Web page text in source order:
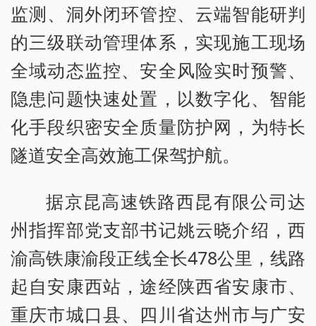
监测、洞外闭环管控、云端智能研判
的三级联动管理体系，实现施工现场
全域动态监控、安全风险实时预警、
隐患问题快速处置，以数字化、智能
化手段织密安全质量防护网，为特长
隧道安全高效施工保驾护航。
据京昆高速铁路西昆有限公司达
州指挥部党支部书记姚云晓介绍，西
渝高铁康渝段正线全长478公里，线路
起自安康西站，途经陕西省安康市、
重庆市城口县、四川省达州市与广安